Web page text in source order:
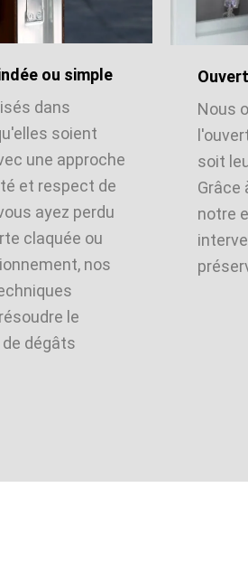
ou simple
dans
soient
une approche
et respect de
ayez perdu
claquée ou
nos
le
dégâts
Nous
soit
Grâce
notre